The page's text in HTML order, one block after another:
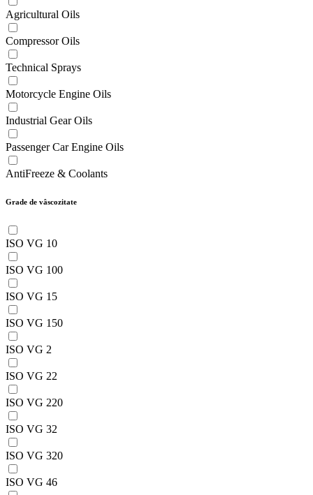
Agricultural Oils
Compressor Oils
Technical Sprays
Motorcycle Engine Oils
Industrial Gear Oils
Passenger Car Engine Oils
AntiFreeze & Coolants
Grade de vâscozitate
ISO VG 10
ISO VG 100
ISO VG 15
ISO VG 150
ISO VG 2
ISO VG 22
ISO VG 220
ISO VG 32
ISO VG 320
ISO VG 46